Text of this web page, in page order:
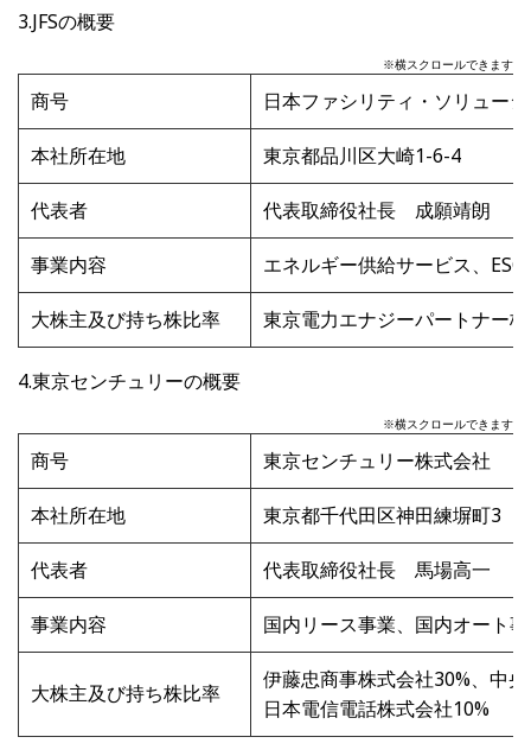
3.JFSの概要
※横スクロールできます
商号 日本ファシリティ・ソリュー
本社所在地 東京都品川区大崎1-6-4
代表者 代表取締役社長 成願靖朗
事業内容 エネルギー供給サービス、
大株主及び持ち株比率 東京電力エナジーパートナー
4.東京センチュリーの概要
※横スクロールできます
商号 東京センチュリー株式会社
本社所在地 東京都千代田区神田練塀町3
代表者 代表取締役社長 馬場高一
事業内容 国内リース事業、国内オート
大株主及び持ち株比率
伊藤忠商事株式会社30%、中
日本電信電話株式会社10%